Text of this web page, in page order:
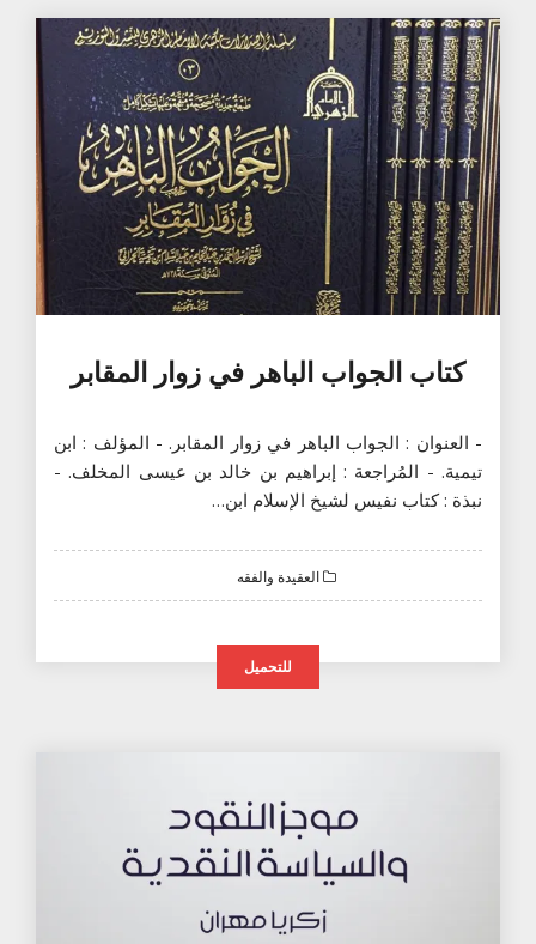
كتاب الجواب الباهر في زوار المقابر
- العنوان : الجواب الباهر في زوار المقابر. - المؤلف : ابن
تيمية. - المُراجعة : إبراهيم بن خالد بن عيسى المخلف. -
نبذة : كتاب نفيس لشيخ الإسلام ابن…
العقيدة والفقه
للتحميل